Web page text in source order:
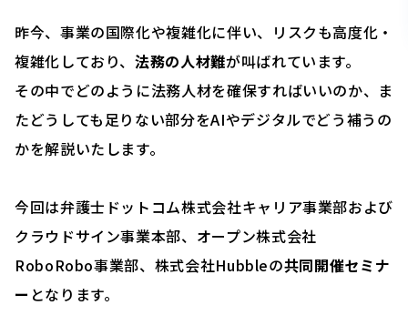
昨今、事業の国際化や複雑化に伴い、リスクも高度化・
複雑化しており、法務の人材難が叫ばれています。
その中でどのように法務人材を確保すればいいのか、ま
たどうしても足りない部分をAIやデジタルでどう補うの
かを解説いたします。
今回は弁護士ドットコム株式会社キャリア事業部および
クラウドサイン事業本部、オープン株式会社
RoboRobo事業部、株式会社Hubbleの共同開催セミナ
ー となります。